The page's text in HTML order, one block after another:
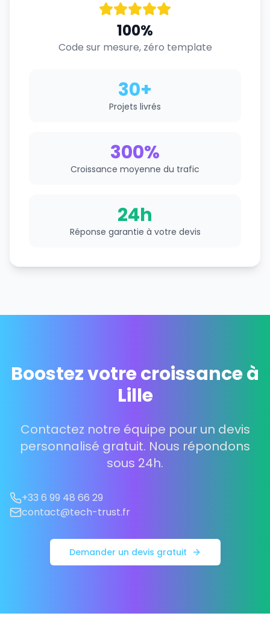
100%
Code sur mesure, zéro template
30+
Projets livrés
300%
Croissance moyenne du trafic
24h
Réponse garantie à votre devis
Boostez votre croissance à
Lille
Contactez notre équipe pour un devis
personnalisé gratuit. Nous répondons
sous 24h.
+33 6 99 48 66 29
contact@tech-trust.fr
Demander un devis gratuit